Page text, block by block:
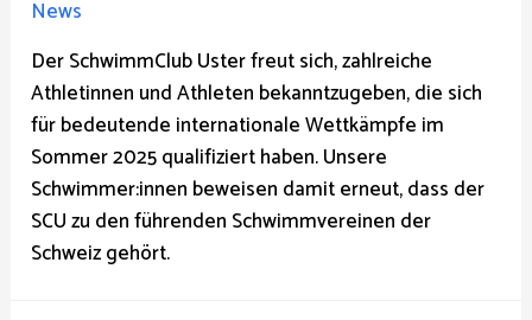
News
Der SchwimmClub Uster freut sich, zahlreiche
Athletinnen und Athleten bekanntzugeben, die sich
für bedeutende internationale Wettkämpfe im
Sommer 2025 qualifiziert haben. Unsere
Schwimmer:innen beweisen damit erneut, dass der
SCU zu den führenden Schwimmvereinen der
Schweiz gehört.